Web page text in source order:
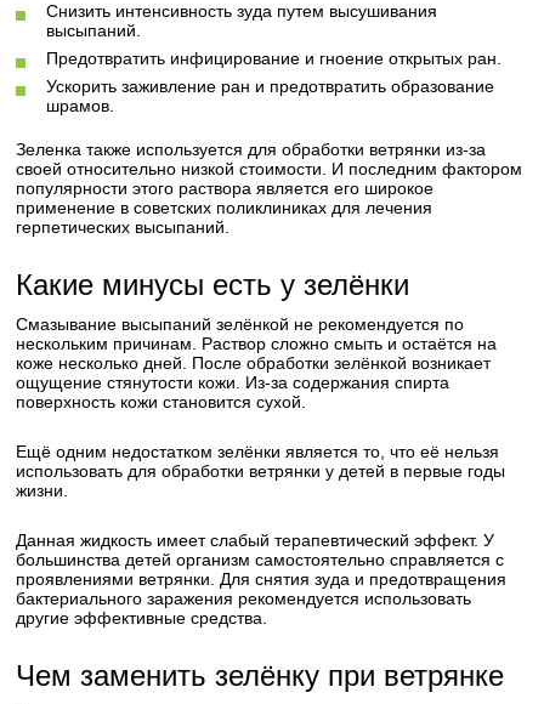
Снизить интенсивность зуда путем высушивания
высыпаний.
Предотвратить инфицирование и гноение открытых ран.
Ускорить заживление ран и предотвратить образование
шрамов.
Зеленка также используется для обработки ветрянки из-за
своей относительно низкой стоимости. И последним фактором
популярности этого раствора является его широкое
применение в советских поликлиниках для лечения
герпетических высыпаний.
Какие минусы есть у зелёнки
Смазывание высыпаний зелёнкой не рекомендуется по
нескольким причинам. Раствор сложно смыть и остаётся на
коже несколько дней. После обработки зелёнкой возникает
ощущение стянутости кожи. Из-за содержания спирта
поверхность кожи становится сухой.
Ещё одним недостатком зелёнки является то, что её нельзя
использовать для обработки ветрянки у детей в первые годы
жизни.
Данная жидкость имеет слабый терапевтический эффект. У
большинства детей организм самостоятельно справляется с
проявлениями ветрянки. Для снятия зуда и предотвращения
бактериального заражения рекомендуется использовать
другие эффективные средства.
Чем заменить зелёнку при ветрянке